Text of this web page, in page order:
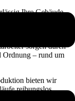
Ihre Gebäude,
Werte vor
sorgen durch
Ordnung – rund um
bieten wir
reibungslos